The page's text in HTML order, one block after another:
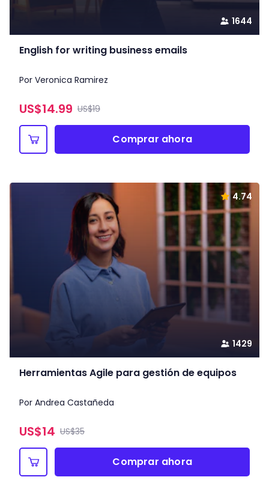
1644
English for writing business emails
Por Veronica Ramirez
US$14.99 US$19
Comprar ahora
1429
4.74
Herramientas Agile para gestión de equipos
Por Andrea Castañeda
US$14 US$35
Comprar ahora